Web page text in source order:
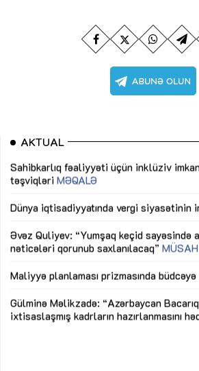
AKTUAL
Sahibkarlıq fəaliyyəti üçün inklüziv
təşviqləri MƏQALƏ
Dünya iqtisadiyyatında vergi siyasətinin
Əvəz Quliyev: “Yumşaq keçid sayəsində
nəticələri qorunub saxlanılacaq”
Maliyyə planlaması prizmasında büdcəyə
Gülminə Məlikzadə: “Azərbaycan
ixtisaslaşmış kadrların hazırlanmasını